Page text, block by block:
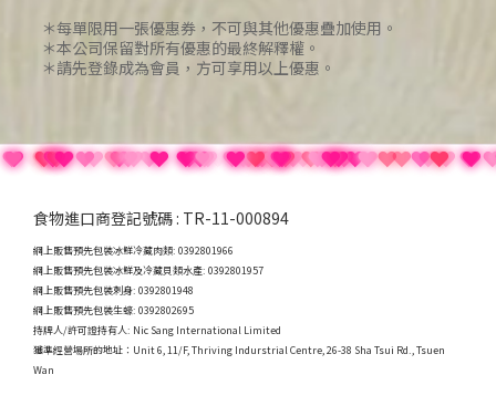
＊每單限用一張優惠券，不可與其他優惠疊加使用。
＊本公司保留對所有優惠的最終解釋權。
＊請先登錄成為會員，方可享用以上優惠。
食物進口商登記號碼 : TR-11-000894
網上販售預先包裝冰鮮冷藏肉類: 0392801966
網上販售預先包裝冰鮮及冷藏貝類水產: 0392801957
網上販售預先包裝刺身: 0392801948
網上販售預先包裝生蠔: 0392802695
持牌人/許可證持有人: Nic Sang International Limited
獲準經營場所的地址： Unit 6, 11/F, Thriving Indurstrial Centre, 26-38 Sha Tsui Rd., Tsuen
Wan